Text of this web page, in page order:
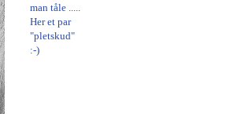
man tåle .....
Her et par
"pletskud"
:-)